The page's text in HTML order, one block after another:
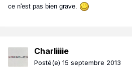
ce n'est pas bien grave.
Charliiiie
Posté(e) 15 septembre 2013